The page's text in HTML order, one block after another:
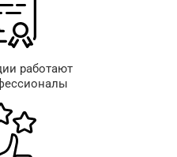
работают